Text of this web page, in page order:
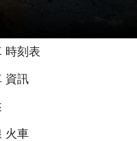
時刻表
資訊
火車